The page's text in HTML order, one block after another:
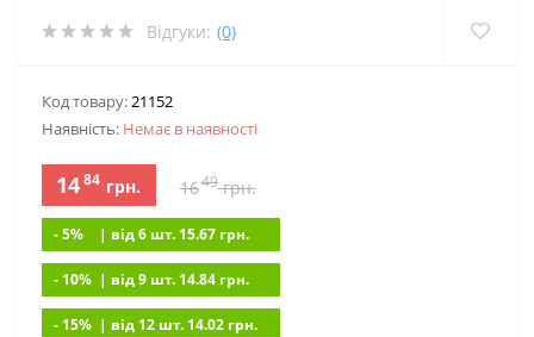
Відгуки: (0)
Код товару:21152
Наявність: Немає в наявностi
1484 грн. 1649грн.
- 5% | вiд 6 шт. 15.67 грн.
- 10% | вiд 9 шт. 14.84 грн.
- 15% | вiд 12 шт. 14.02 грн.